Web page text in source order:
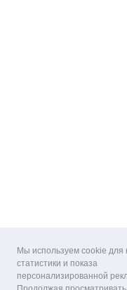
Мы используем cookie для
статистики и показа
персонализированной